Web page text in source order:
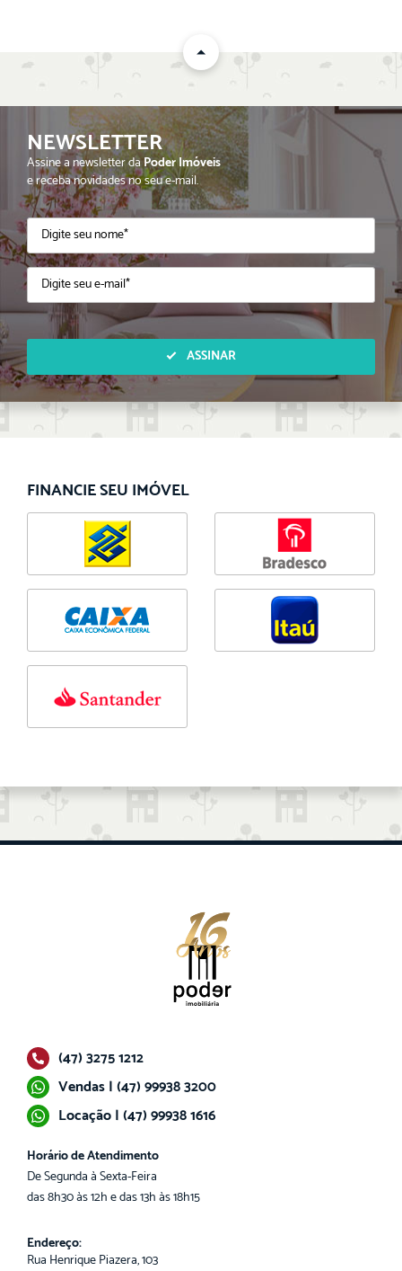
NEWSLETTER
Assine a newsletter daPoder Imóveis
e receba novidades no seu e-mail.
ASSINAR
FINANCIE SEU IMÓVEL
(47) 3275 1212
Vendas | (47) 99938 3200
Locação | (47) 99938 1616
Horário de Atendimento
De Segunda à Sexta-Feira
das 8h30 às 12h e das 13h às 18h15
Endereço:
Rua Henrique Piazera, 103